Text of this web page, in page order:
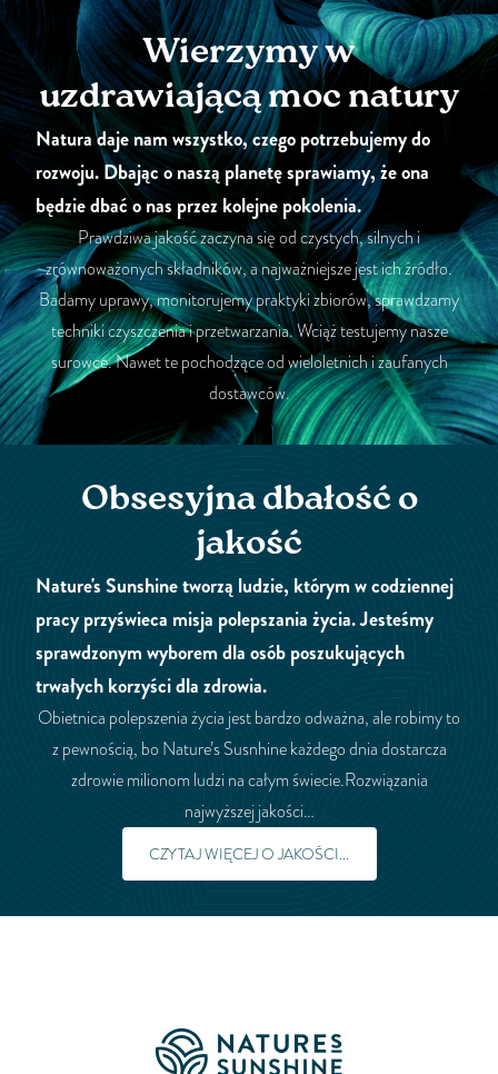
Wierzymy w
uzdrawiającą moc natury
Natura daje nam wszystko, czego potrzebujemy do
rozwoju. Dbając o naszą planetę sprawiamy, że ona
będzie dbać o nas przez kolejne pokolenia.
Prawdziwa jakość zaczyna się od czystych, silnych i
zrównoważonych składników, a najważniejsze jest ich źródło.
Badamy uprawy, monitorujemy praktyki zbiorów, sprawdzamy
techniki czyszczenia i przetwarzania. Wciąż testujemy nasze
surowce. Nawet te pochodzące od wieloletnich i zaufanych
dostawców.
Obsesyjna dbałość o
jakość
Nature's Sunshine tworzą ludzie, którym w codziennej
pracy przyświeca misja polepszania życia. Jesteśmy
sprawdzonym wyborem dla osób poszukujących
trwałych korzyści dla zdrowia.
Obietnica polepszenia życia jest bardzo odważna, ale robimy to
z pewnością, bo Nature’s Susnhine każdego dnia dostarcza
zdrowie milionom ludzi na całym świecie.Rozwiązania
najwyższej jakości…
CZYTAJ WIĘCEJ O JAKOŚCI...